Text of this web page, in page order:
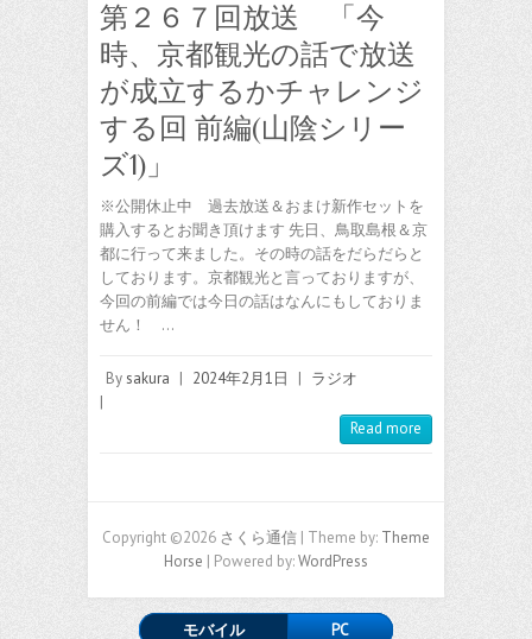
第２６７回放送 「今
時、京都観光の話で放送
が成立するかチャレンジ
する回 前編(山陰シリー
ズ1)」
※公開休止中 過去放送＆おまけ新作セットを
購入するとお聞き頂けます 先日、鳥取島根＆京
都に行って来ました。その時の話をだらだらと
しております。京都観光と言っておりますが、
今回の前編では今日の話はなんにもしておりま
せん！ …
Bysakura | 2024年2月1日 | ラジオ
|
Read more
Copyright ©2026 さくら通信 | Theme by: Theme
Horse | Powered by:WordPress
モバイル PC